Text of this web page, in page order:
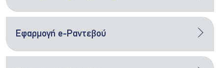
Εφαρμογή e-Ραντεβού